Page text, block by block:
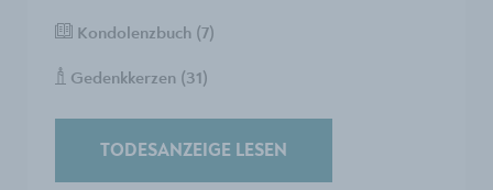
Kondolenzbuch (7)
Gedenkkerzen (31)
TODESANZEIGE LESEN